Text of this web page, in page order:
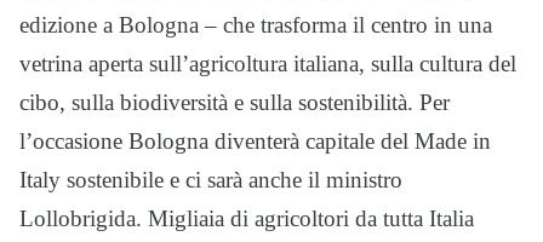
edizione a Bologna – che trasforma il centro in una
vetrina aperta sull’agricoltura italiana, sulla cultura del
cibo, sulla biodiversità e sulla sostenibilità. Per
l’occasione Bologna diventerà capitale del Made in
Italy sostenibile e ci sarà anche il ministro
Lollobrigida. Migliaia di agricoltori da tutta Italia